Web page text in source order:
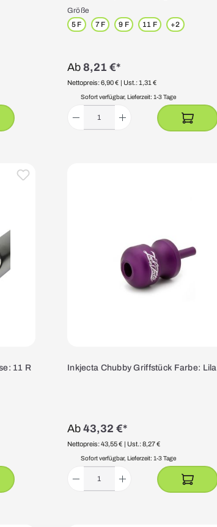
Größe
5 F
7 F 9 F 11 F +2
Ab 8,21 €*
Nettopreis: 6,90 € | Ust.: 1,31 €
Sofort verfügbar, Lieferzeit: 1-3 Tage
11 R Inkjecta Chubby Griffstück Farbe: Lila
Ab 43,32 €*
Nettopreis: 43,55 € | Ust.: 8,27 €
Sofort verfügbar, Lieferzeit: 1-3 Tage